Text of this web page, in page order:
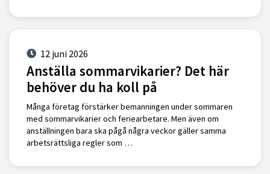
12 juni 2026
Anställa sommarvikarier? Det här
behöver du ha koll på
Många företag förstärker bemanningen under sommaren
med sommarvikarier och feriearbetare. Men även om
anställningen bara ska pågå några veckor gäller samma
arbetsrättsliga regler som …